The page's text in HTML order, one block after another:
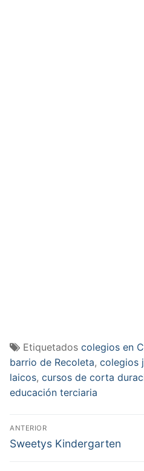
Etiquetados colegios en
barrio de Recoleta, colegios
laicos, cursos de corta
educación terciaria
Navegación
de
ANTERIOR
Entrada
Sweetys Kindergarten